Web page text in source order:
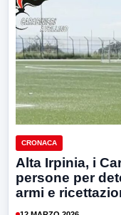
CRONACA
Alta Irpinia, i
persone per
armi e